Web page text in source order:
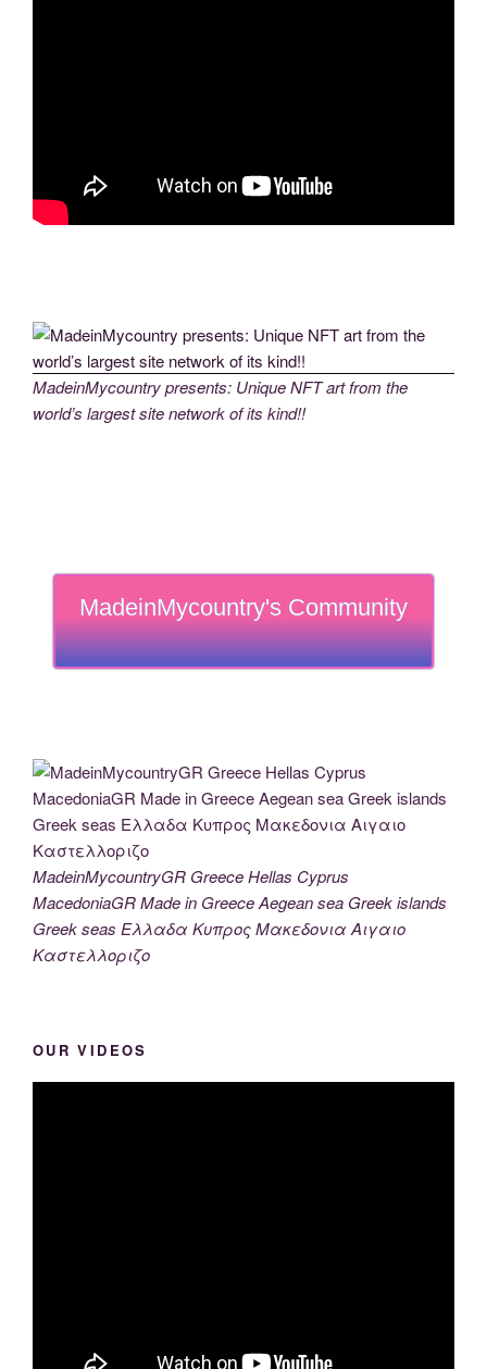
MadeinMycountry presents: Unique NFT art from the
world’s largest site network of its kind!!
MadeinMycountry's Community
MadeinMycountryGR Greece Hellas Cyprus
MacedoniaGR Made in Greece Aegean sea Greek islands
Greek seas Ελλαδα Κυπρος Μακεδονια Αιγαιο
Καστελλοριζο
OUR VIDEOS